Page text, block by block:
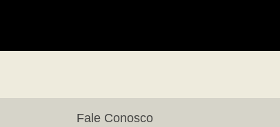
Fale Conosco